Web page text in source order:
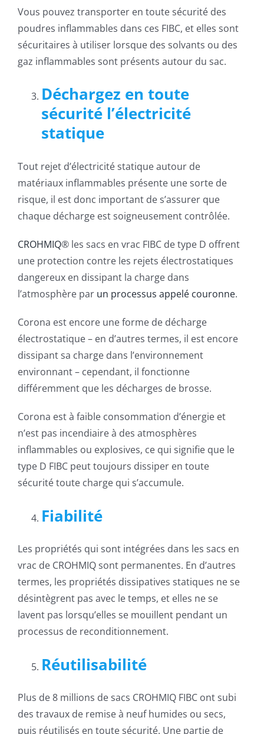
Vous pouvez transporter en toute sécurité des
poudres inflammables dans ces FIBC, et elles sont
sécuritaires à utiliser lorsque des solvants ou des
gaz inflammables sont présents autour du sac.
Déchargez en toute
sécurité l’électricité
statique
Tout rejet d’électricité statique autour de
matériaux inflammables présente une sorte de
risque, il est donc important de s’assurer que
chaque décharge est soigneusement contrôlée.
CROHMIQ® les sacs en vrac FIBC de type D offrent
une protection contre les rejets électrostatiques
dangereux en dissipant la charge dans
l’atmosphère par un processus appelé couronne.
Corona est encore une forme de décharge
électrostatique – en d’autres termes, il est encore
dissipant sa charge dans l’environnement
environnant – cependant, il fonctionne
différemment que les décharges de brosse.
Corona est à faible consommation d’énergie et
n’est pas incendiaire à des atmosphères
inflammables ou explosives, ce qui signifie que le
type D FIBC peut toujours dissiper en toute
sécurité toute charge qui s’accumule.
Fiabilité
Les propriétés qui sont intégrées dans les sacs en
vrac de CROHMIQ sont permanentes. En d’autres
termes, les propriétés dissipatives statiques ne se
désintègrent pas avec le temps, et elles ne se
lavent pas lorsqu’elles se mouillent pendant un
processus de reconditionnement.
Réutilisabilité
Plus de 8 millions de sacs CROHMIQ FIBC ont subi
des travaux de remise à neuf humides ou secs,
puis réutilisés en toute sécurité. Une partie de